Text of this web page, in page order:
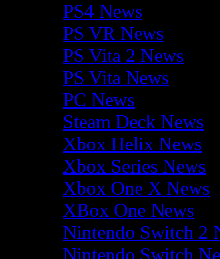
PS4 News
PS VR News
PS Vita 2 News
PS Vita News
PC News
Steam Deck News
Xbox Helix News
Xbox Series News
Xbox One X News
XBox One News
Nintendo Switch 2
Nintendo Switch